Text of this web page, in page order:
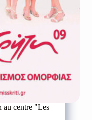
au centre "Les